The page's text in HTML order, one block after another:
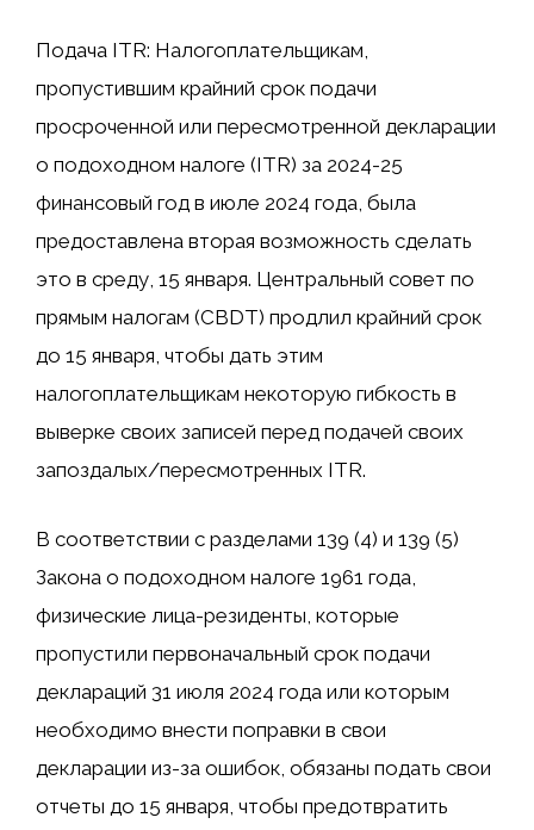
Подача ITR: Налогоплательщикам,
пропустившим крайний срок подачи
просроченной или пересмотренной декларации
о подоходном налоге (ITR) за 2024-25
финансовый год в июле 2024 года, была
предоставлена ​​вторая возможность сделать
это в среду, 15 января. Центральный совет по
прямым налогам (CBDT) продлил крайний срок
до 15 января, чтобы дать этим
налогоплательщикам некоторую гибкость в
выверке своих записей перед подачей своих
запоздалых/пересмотренных ITR.
В соответствии с разделами 139 (4) и 139 (5)
Закона о подоходном налоге 1961 года,
физические лица-резиденты, которые
пропустили первоначальный срок подачи
деклараций 31 июля 2024 года или которым
необходимо внести поправки в свои
декларации из-за ошибок, обязаны подать свои
отчеты до 15 января, чтобы предотвратить